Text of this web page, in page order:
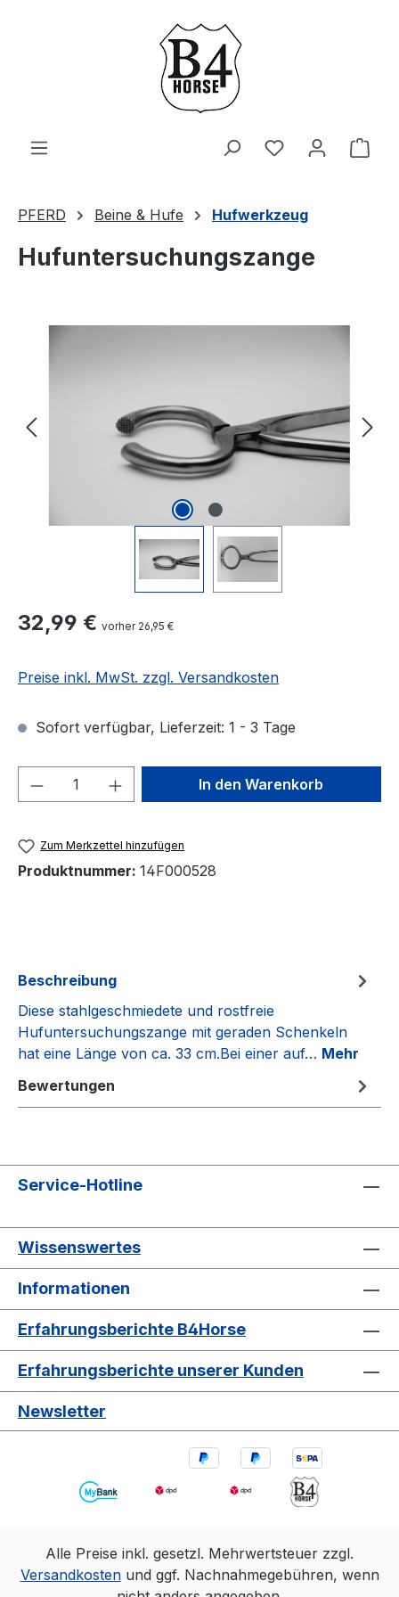
Zum Hauptinhalt springen
Du hast 0
PFERD Beine & Hufe Hufwerkzeug
Hufuntersuchungszange
Regulärer Preis:
32,99 € vorher 26,95 €
Preise inkl. MwSt. zzgl. Versandkosten
Sofort verfügbar, Lieferzeit: 1 - 3 Tage
Produkt Anzahl: Gib denIn den Warenkorb
Zum Merkzettel hinzufügen
Produktnummer: 14F000528
Beschreibung
Diese stahlgeschmiedete und rostfreie
Hufuntersuchungszange mit geraden Schenkeln
hat eine Länge von ca. 33 cm.Bei einer auf… Mehr
Bewertungen
Service-Hotline
Wissenswertes
Informationen
Erfahrungsberichte B4Horse
Erfahrungsberichte unserer Kunden
Newsletter
Alle Preise inkl. gesetzl. Mehrwertsteuer zzgl.
Versandkostenund ggf. Nachnahmegebühren, wenn